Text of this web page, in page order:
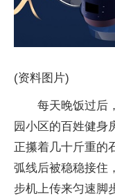
(资料图片)
每天晚饭过后
园小区的百姓健身
正攥着几十斤重的
弧线后被稳稳接住
步机上传来匀速脚